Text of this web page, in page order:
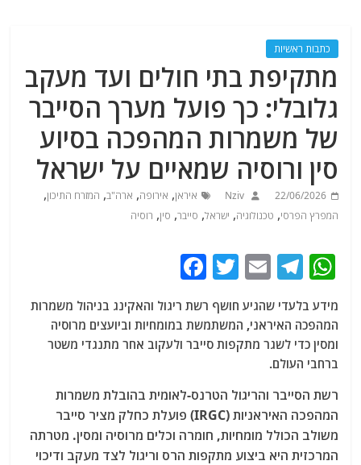
כתבות ראשיות
מתקיפת בתי חולים ועד מעקב
גלובלי: כך פועל מערך הסייבר
של משמרות המהפכה בסיוע
סין ורוסיה שמאיים על ישראל
22/06/2026
Nziv איראן, אירופה, ארה"ב, המזרח התיכון,
המפרץ הפרסי, טכנולוגיה, ישראל, סייבר, סין, רוסיה
W
h
at
s
A
p
p
T
e
g
ra
m
E
ai
l
T
itt
er
c
e
o
o
k
מידע בלעדי שהגיע חושף רשת ריגול והאקינג בניהול משמרות
המהפכה האיראני, המשתמשת במומחיות וביועצים מרוסיה
ומסין כדי לשגר מתקפות סייבר ולעקוב אחר מתנגדי משטר
ברחבי העולם.
רשת הסייבר והריגול הטרנס-לאומית בהובלת משמרות
המהפכה האיראניות (IRGC) פועלת כחלק מציר סייבר
משולב הכולל מומחיות, חומרה וכלים מרוסיה ומסין. מטרתה
המרכזית היא ביצוע מתקפות הרס וריגול לצד מעקב ודיכוי